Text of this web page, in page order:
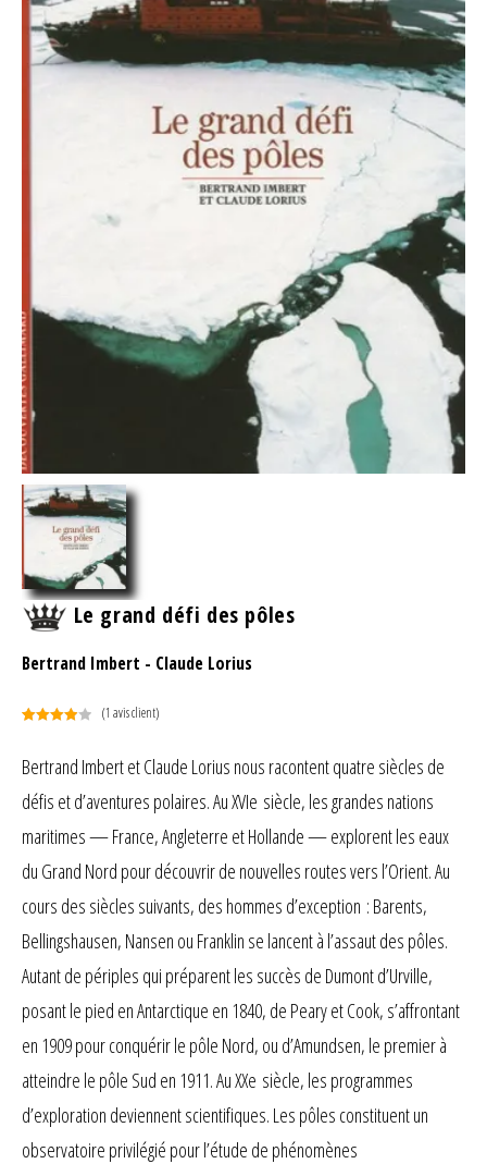
Le grand défi des pôles
Bertrand Imbert - Claude Lorius
basé
sur
client
(1 avis client)
Bertrand Imbert et Claude Lorius nous racontent quatre siècles de
défis et d’aventures polaires. Au XVIe siècle, les grandes nations
maritimes — France, Angleterre et Hollande — explorent les eaux
du Grand Nord pour découvrir de nouvelles routes vers l’Orient. Au
cours des siècles suivants, des hommes d’exception : Barents,
Bellingshausen, Nansen ou Franklin se lancent à l’assaut des pôles.
Autant de périples qui préparent les succès de Dumont d’Urville,
posant le pied en Antarctique en 1840, de Peary et Cook, s’affrontant
en 1909 pour conquérir le pôle Nord, ou d’Amundsen, le premier à
atteindre le pôle Sud en 1911. Au XXe siècle, les programmes
d’exploration deviennent scientifiques. Les pôles constituent un
observatoire privilégié pour l’étude de phénomènes